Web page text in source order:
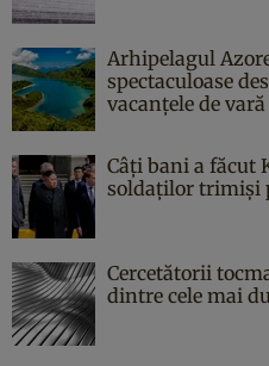
Arhipelagul
spectaculoase
vacanțele de vară
Câți bani a făcut
soldaților trimiși
Cercetătorii
dintre cele mai